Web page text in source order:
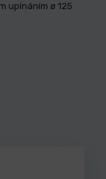
upínáním ø 125